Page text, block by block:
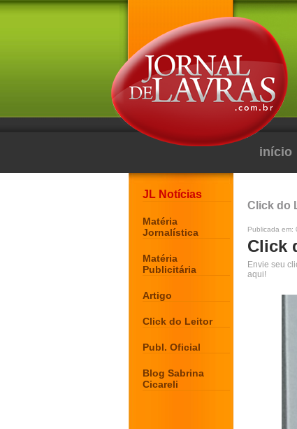
início
JL Notícias
Matéria
Jornalística
Matéria
Publicitária
Artigo
Click do Leitor
Publ. Oficial
Blog Sabrina
Cicareli
Click do
Publicada em:
Click
Envie seu
aqui!